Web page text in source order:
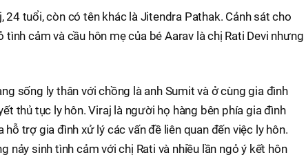
24 tuổi, còn có tên khác là Jitendra Pathak. Cảnh sát cho
cảm và cầu hôn mẹ của bé Aarav là chị Rati Devi nhưng
sống ly thân với chồng là anh Sumit và ở cùng gia đình
thủ tục ly hôn. Viraj là người họ hàng bên phía gia đình
trợ gia đình xử lý các vấn đề liên quan đến việc ly hôn.
nảy sinh tình cảm với chị Rati và nhiều lần ngỏ ý kết hôn